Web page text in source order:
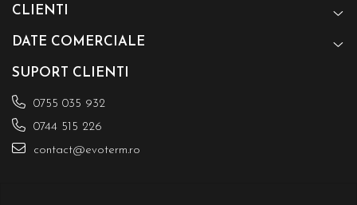
CLIENTI
DATE COMERCIALE
SUPORT CLIENTI
0755 035 932
0744 515 226
contact@evoterm.ro